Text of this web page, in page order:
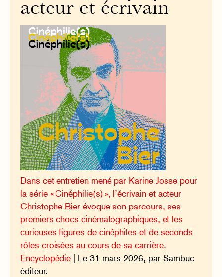
acteur et écrivain
Dans cet entretien mené par Karine Josse pour
la série « Cinéphilie(s) », l’écrivain et acteur
Christophe Bier évoque son parcours, ses
premiers chocs cinématographiques, et les
curieuses figures de cinéphiles et de seconds
rôles croisées au cours de sa carrière.
Encyclopédie | Le 31 mars 2026, par Sambuc
éditeur.